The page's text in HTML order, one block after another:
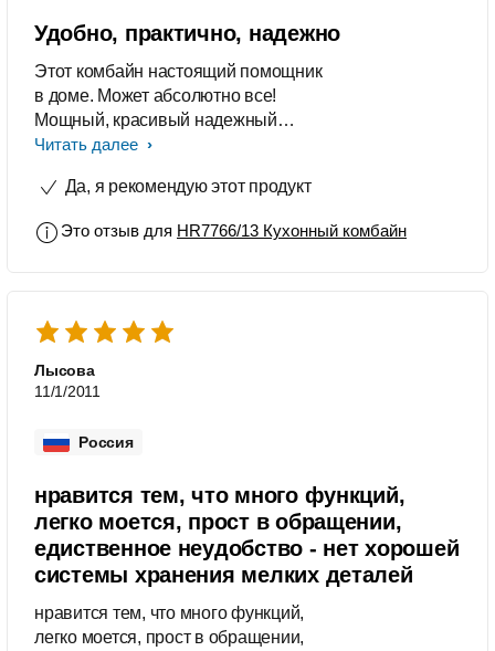
Удобно, практично, надежно
Этот комбайн настоящий помощник
в доме. Может абсолютно все!
Мощный, красивый надежный
комбайн быстро приготовит фарш,
приготовит коктейль.Пользоваться
тоже. Всем рекомендую. Техника
Читать далее
Да, я рекомендую этот продукт
Это отзыв для HR7766/13 Кухонный комбайн
Лысова
11/1/2011
Россия
нравится тем, что много функций,
легко моется, прост в обращении,
едиственное неудобство - нет хорошей
системы хранения мелких деталей
нравится тем, что много функций,
легко моется, прост в обращении,